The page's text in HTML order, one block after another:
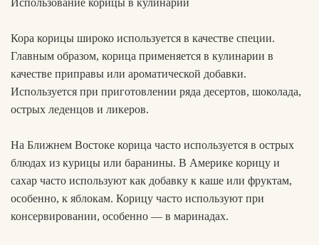
Использование корицы в кулинарии
Кора корицы широко используется в качестве специи.
Главным образом, корица применяется в кулинарии в
качестве приправы или ароматической добавки.
Используется при приготовлении ряда десертов, шоколада,
острых леденцов и ликеров.
На Ближнем Востоке корица часто используется в острых
блюдах из курицы или баранины. В Америке корицу и
сахар часто используют как добавку к каше или фруктам,
особенно, к яблокам. Корицу часто используют при
консервировании, особенно — в маринадах.